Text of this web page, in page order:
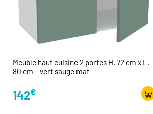
Meuble haut cuisine 2 portes H. 72 cm x L.
80 cm - Vert sauge mat
142€